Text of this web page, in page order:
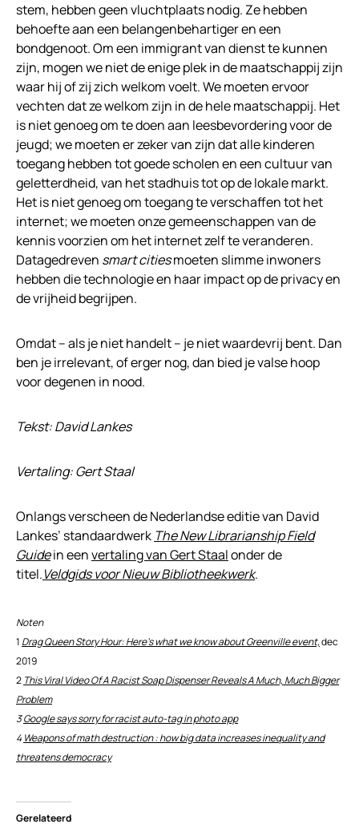
stem, hebben geen vluchtplaats nodig. Ze hebben
behoefte aan een belangenbehartiger en een
bondgenoot. Om een immigrant van dienst te kunnen
zijn, mogen we niet de enige plek in de maatschappij zijn
waar hij of zij zich welkom voelt. We moeten ervoor
vechten dat ze welkom zijn in de hele maatschappij. Het
is niet genoeg om te doen aan leesbevordering voor de
jeugd; we moeten er zeker van zijn dat alle kinderen
toegang hebben tot goede scholen en een cultuur van
geletterdheid, van het stadhuis tot op de lokale markt.
Het is niet genoeg om toegang te verschaffen tot het
internet; we moeten onze gemeenschappen van de
kennis voorzien om het internet zelf te veranderen.
Datagedreven smart citiesmoeten slimme inwoners
hebben die technologie en haar impact op de privacy en
de vrijheid begrijpen.
Omdat – als je niet handelt – je niet waardevrij bent. Dan
ben je irrelevant, of erger nog, dan bied je valse hoop
voor degenen in nood.
Tekst: David Lankes
Vertaling: Gert Staal
Onlangs verscheen de Nederlandse editie van David
Lankes’ standaardwerk The New Librarianship Field
Guidein eenvertaling van Gert Staalonder de
titel.Veldgids voor Nieuw Bibliotheekwerk.
Noten
1 Drag Queen Story Hour: Here’s what we know about Greenville event,dec
2019
2 This Viral Video Of A Racist Soap Dispenser Reveals A Much, Much Bigger
Problem
3Google says sorry for racist auto-tag in photo app
4 Weapons of math destruction : how big data increases inequality and
threatens democracy
Gerelateerd